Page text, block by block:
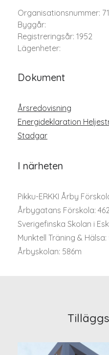
Organisationsnummer:
Byggår:
Registreringsår: 1952
Lägenheter:
Dokument
Årsredovisning
Energideklaration
Stadgar
I närheten
Pikku-ERKKI Årby
Årbygatans Förskola:
Sverigefinska Skolan i
Munktell Träning & Hälsa:
Årbyskolan: 586m